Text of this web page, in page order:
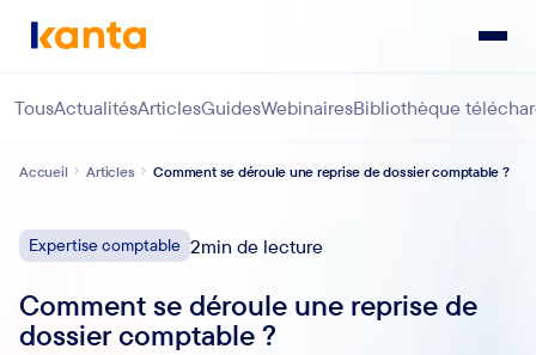
TousActualitésArticlesGuidesWebinairesBibliothèque
Accueil Articles Comment se déroule une reprise de dossier comptable ?
Expertise comptable 2min de lecture
Comment se déroule une reprise de
dossier comptable ?